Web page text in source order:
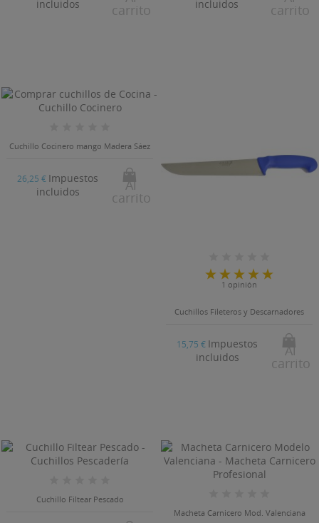
incluidos
carrito
incluidos
carrito
Cuchillo Cocinero mango Madera Sáez
26,25 € Impuestos
incluidos
Al
carrito
1 opinión
Cuchillos Fileteros y Descarnadores
15,75 € Impuestos
incluidos
Al
carrito
Cuchillo Filtear Pescado
Macheta Carnicero Mod. Valenciana